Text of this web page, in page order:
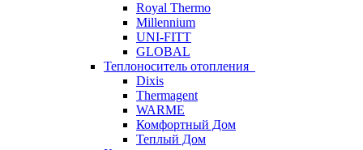
Royal Thermo
Millennium
UNI-FITT
GLOBAL
Теплоноситель отопления
Dixis
Thermagent
WARME
Комфортный Дом
Теплый Дом